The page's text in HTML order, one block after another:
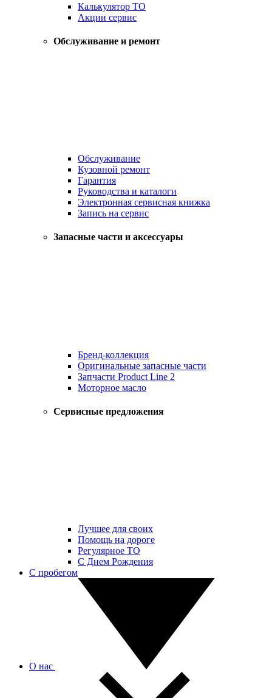
Калькулятор ТО
Акции сервис
Обслуживание и ремонт
Обслуживание
Кузовной ремонт
Гарантия
Руководства и каталоги
Электронная сервисная книжка
Запись на сервис
Запасные части и аксессуары
Бренд-коллекция
Оригинальные запасные части
Запчасти Product Line 2
Моторное масло
Сервисные предложения
Лучшее для своих
Помощь на дороге
Регулярное ТО
С Днем Рождения
С пробегом
О нас